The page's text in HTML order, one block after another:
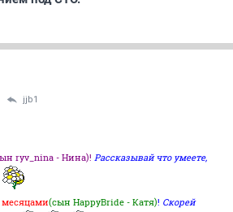
jjb1
ryv_nina - Нина)! Рассказывай что умеете,
месяцами(сын HappyBride - Катя)! Скорей